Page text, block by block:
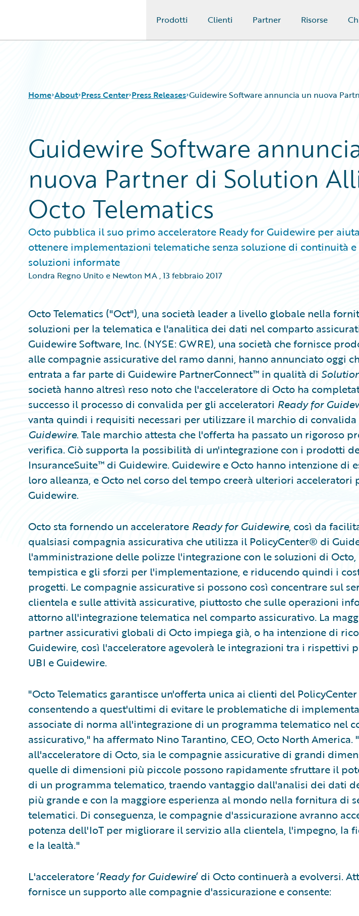
Prodotti Clienti Partner Risorse
Home About Press Center Press Releases Guidewire Software annuncia un nuova
Guidewire Software
nuova Partner di Solution
Octo Telematics
Octo pubblica il suo primo acceleratore Ready for Guidewire per
ottenere implementazioni telematiche senza soluzione di continuità
soluzioni informate
Londra Regno Unito e Newton MA,13 febbraio 2017
Octo Telematics ("Oct"), una società leader a livello globale nella
soluzioni per la telematica e l'analitica dei dati nel comparto
Guidewire Software, Inc. (NYSE: GWRE), una società che fornisce
alle compagnie assicurative del ramo danni, hanno annunciato oggi
entrata a far parte di Guidewire PartnerConnect™ in qualità di
società hanno altresì reso noto che l'acceleratore di Octo ha
successo il processo di convalida per gli acceleratori Ready for
vanta quindi i requisiti necessari per utilizzare il marchio di convalida
Guidewire. Tale marchio attesta che l'offerta ha passato un rigoroso
verifica. Ciò supporta la possibilità di un'integrazione con i prodotti
InsuranceSuite™ di Guidewire. Guidewire e Octo hanno intenzione di
loro alleanza, e Octo nel corso del tempo creerà ulteriori acceleratori
Guidewire.
Octo sta fornendo un acceleratore Ready for Guidewire, così da
qualsiasi compagnia assicurativa che utilizza il PolicyCenter® di
l'amministrazione delle polizze l'integrazione con le soluzioni di
tempistica e gli sforzi per l'implementazione, e riducendo quindi i
progetti. Le compagnie assicurative si possono così concentrare sul
clientela e sulle attività assicurative, piuttosto che sulle operazioni
attorno all'integrazione telematica nel comparto assicurativo. La
partner assicurativi globali di Octo impiega già, o ha intenzione di
Guidewire, così l'acceleratore agevolerà le integrazioni tra i rispettivi
UBI e Guidewire.
"Octo Telematics garantisce un'offerta unica ai clienti del
consentendo a quest'ultimi di evitare le problematiche di
associate di norma all'integrazione di un programma telematico nel
assicurativo," ha affermato Nino Tarantino, CEO, Octo North America.
all'acceleratore di Octo, sia le compagnie assicurative di grandi
quelle di dimensioni più piccole possono rapidamente sfruttare il
di un programma telematico, traendo vantaggio dall'analisi dei dati
più grande e con la maggiore esperienza al mondo nella fornitura di
telematici. Di conseguenza, le compagnie d'assicurazione avranno
potenza dell'IoT per migliorare il servizio alla clientela, l'impegno, la
e la lealtà."
L'acceleratore ‘Ready for Guidewire’ di Octo continuerà a evolversi.
fornisce un supporto alle compagnie d'assicurazione e consente: